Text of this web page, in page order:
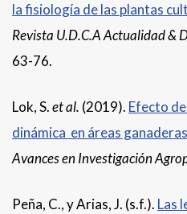
la fisiología de las plantas
Revista U.D.C.A Actualidad &
63-76.
Lok, S.et al. (2019). Efecto
dinámica en áreas
Avances en Investigación
Peña, C., y Arias, J. (s.f.). Las